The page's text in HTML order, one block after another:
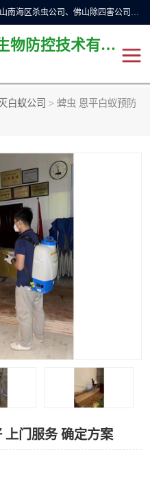
佛山儒创有害生物防治有限公司是一家佛山南海区杀虫公司、佛山除四害公司、佛山灭白蚁公司、佛山白蚁防治公司，让您远离虫害困扰。要问佛山白蚁防治哪家好？佛山儒创有害生物防治有限公司全佛山、广州，正规公司，上门勘查，可靠，售后有保障。
佛山儒创有害生物防控技术有限公司
白蚁公司 > 蜱虫 恩平白蚁预防
上门服务 确定方案
佛山白蚁防治公司
佛山杀虫公司
灭鼠
消杀
灭跳蚤
灭蟑螂
果蝇防治